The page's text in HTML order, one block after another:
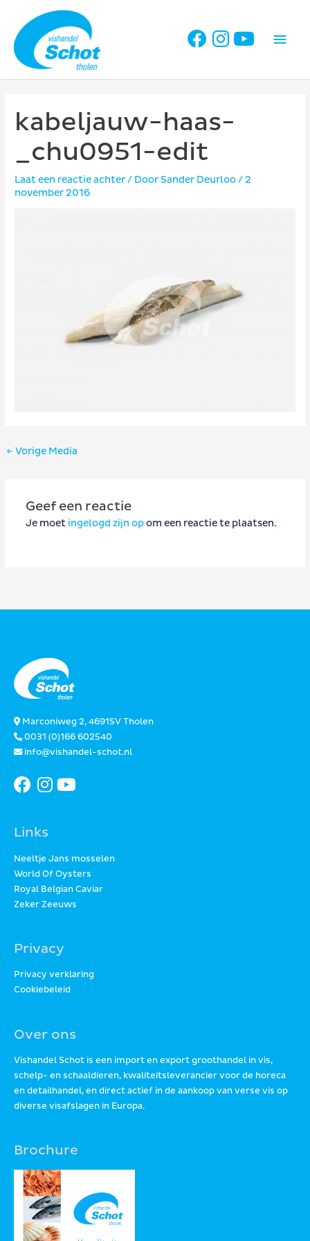
inhoud
kabeljauw-haas-
_chu0951-edit
Laat een reactie achter/ DoorSander Deurloo/ 2
november 2016
Bericht
← Vorige Media
Geef een reactie
Je moet ingelogd zijn opom een reactie te plaatsen.
Marconiweg 2, 4691SV Tholen
0031 (0)166 602540
info@vishandel-schot.nl
Links
Neeltje Jans mosselen
World Of Oysters
Royal Belgian Caviar
Zeker Zeeuws
Privacy
Privacy verklaring
Cookiebeleid
Over ons
Vishandel Schot is een import en export groothandel in vis,
schelp- en schaaldieren, kwaliteitsleverancier voor de horeca
en detailhandel, en direct actief in de aankoop van verse vis op
diverse visafslagen in Europa.
Brochure